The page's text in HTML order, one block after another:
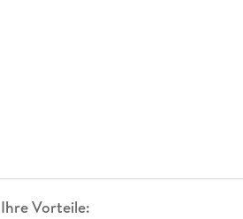
Ihre Vorteile: